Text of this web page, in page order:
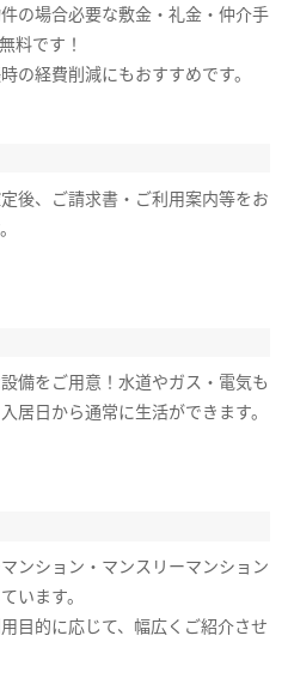
の場合必要な敷金・礼金・仲介手
料です！
の経費削減にもおすすめです。
後、ご請求書・ご利用案内等をお
備をご用意！水道やガス・電気も
居日から通常に生活ができます。
ンション・マンスリーマンション
います。
目的に応じて、幅広くご紹介させ